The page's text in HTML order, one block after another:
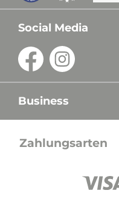
Social Media
Business
Zahlungsarten